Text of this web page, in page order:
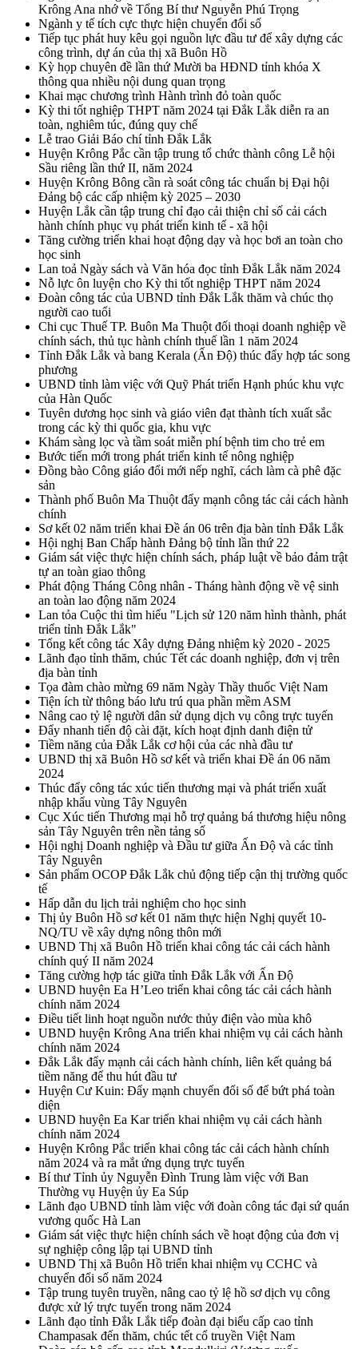
Krông Ana nhớ về Tổng Bí thư Nguyễn Phú Trọng
Ngành y tế tích cực thực hiện chuyển đổi số
Tiếp tục phát huy kêu gọi nguồn lực đầu tư để xây dựng các
công trình, dự án của thị xã Buôn Hồ
Kỳ họp chuyên đề lần thứ Mười ba HĐND tỉnh khóa X
thông qua nhiều nội dung quan trọng
Khai mạc chương trình Hành trình đỏ toàn quốc
Kỳ thi tốt nghiệp THPT năm 2024 tại Đắk Lắk diễn ra an
toàn, nghiêm túc, đúng quy chế
Lễ trao Giải Báo chí tỉnh Đắk Lắk
Huyện Krông Pắc cần tập trung tổ chức thành công Lễ hội
Sầu riêng lần thứ II, năm 2024
Huyện Krông Bông cần rà soát công tác chuẩn bị Đại hội
Đảng bộ các cấp nhiệm kỳ 2025 – 2030
Huyện Lắk cần tập trung chỉ đạo cải thiện chỉ số cải cách
hành chính phục vụ phát triển kinh tế - xã hội
Tăng cường triển khai hoạt động dạy và học bơi an toàn cho
học sinh
Lan toả Ngày sách và Văn hóa đọc tỉnh Đắk Lắk năm 2024
Nỗ lực ôn luyện cho Kỳ thi tốt nghiệp THPT năm 2024
Đoàn công tác của UBND tỉnh Đắk Lắk thăm và chúc thọ
người cao tuổi
Chi cục Thuế TP. Buôn Ma Thuột đối thoại doanh nghiệp về
chính sách, thủ tục hành chính thuế lần 1 năm 2024
Tỉnh Đắk Lắk và bang Kerala (Ấn Độ) thúc đẩy hợp tác song
phương
UBND tỉnh làm việc với Quỹ Phát triển Hạnh phúc khu vực
của Hàn Quốc
Tuyên dương học sinh và giáo viên đạt thành tích xuất sắc
trong các kỳ thi quốc gia, khu vực
Khám sàng lọc và tầm soát miễn phí bệnh tim cho trẻ em
Bước tiến mới trong phát triển kinh tế nông nghiệp
Đồng bào Công giáo đổi mới nếp nghĩ, cách làm cà phê đặc
sản
Thành phố Buôn Ma Thuột đẩy mạnh công tác cải cách hành
chính
Sơ kết 02 năm triển khai Đề án 06 trên địa bàn tỉnh Đắk Lắk
Hội nghị Ban Chấp hành Đảng bộ tỉnh lần thứ 22
Giám sát việc thực hiện chính sách, pháp luật về bảo đảm trật
tự an toàn giao thông
Phát động Tháng Công nhân - Tháng hành động về vệ sinh
an toàn lao động năm 2024
Lan tỏa Cuộc thi tìm hiểu "Lịch sử 120 năm hình thành, phát
triển tỉnh Đắk Lắk"
Tổng kết công tác Xây dựng Đảng nhiệm kỳ 2020 - 2025
Lãnh đạo tỉnh thăm, chúc Tết các doanh nghiệp, đơn vị trên
địa bàn tỉnh
Tọa đàm chào mừng 69 năm Ngày Thầy thuốc Việt Nam
Tiện ích từ thông báo lưu trú qua phần mềm ASM
Nâng cao tỷ lệ người dân sử dụng dịch vụ công trực tuyến
Đẩy nhanh tiến độ cài đặt, kích hoạt định danh điện tử
Tiềm năng của Đắk Lắk cơ hội của các nhà đầu tư
UBND thị xã Buôn Hồ sơ kết và triển khai Đề án 06 năm
2024
Thúc đẩy công tác xúc tiến thương mại và phát triển xuất
nhập khẩu vùng Tây Nguyên
Cục Xúc tiến Thương mại hỗ trợ quảng bá thương hiệu nông
sản Tây Nguyên trên nền tảng số
Hội nghị Doanh nghiệp và Đầu tư giữa Ấn Độ và các tỉnh
Tây Nguyên
Sản phẩm OCOP Đắk Lắk chủ động tiếp cận thị trường quốc
tế
Hấp dẫn du lịch trải nghiệm cho học sinh
Thị ủy Buôn Hồ sơ kết 01 năm thực hiện Nghị quyết 10-
NQ/TU về xây dựng nông thôn mới
UBND Thị xã Buôn Hồ triển khai công tác cải cách hành
chính quý II năm 2024
Tăng cường hợp tác giữa tỉnh Đắk Lắk với Ấn Độ
UBND huyện Ea H’Leo triển khai công tác cải cách hành
chính năm 2024
Điều tiết linh hoạt nguồn nước thủy điện vào mùa khô
UBND huyện Krông Ana triển khai nhiệm vụ cải cách hành
chính năm 2024
Đắk Lắk đẩy mạnh cải cách hành chính, liên kết quảng bá
tiềm năng để thu hút đầu tư
Huyện Cư Kuin: Đẩy mạnh chuyển đổi số để bứt phá toàn
diện
UBND huyện Ea Kar triển khai nhiệm vụ cải cách hành
chính năm 2024
Huyện Krông Pắc triển khai công tác cải cách hành chính
năm 2024 và ra mắt ứng dụng trực tuyến
Bí thư Tỉnh ủy Nguyễn Đình Trung làm việc với Ban
Thường vụ Huyện ủy Ea Súp
Lãnh đạo UBND tỉnh làm việc với đoàn công tác đại sứ quán
vương quốc Hà Lan
Giám sát việc thực hiện chính sách về hoạt động của đơn vị
sự nghiệp công lập tại UBND tỉnh
UBND Thị xã Buôn Hồ triển khai nhiệm vụ CCHC và
chuyển đổi số năm 2024
Tập trung tuyên truyền, nâng cao tỷ lệ hồ sơ dịch vụ công
được xử lý trực tuyến trong năm 2024
Lãnh đạo tỉnh Đắk Lắk tiếp đoàn đại biểu cấp cao tỉnh
Champasak đến thăm, chúc tết cổ truyền Việt Nam